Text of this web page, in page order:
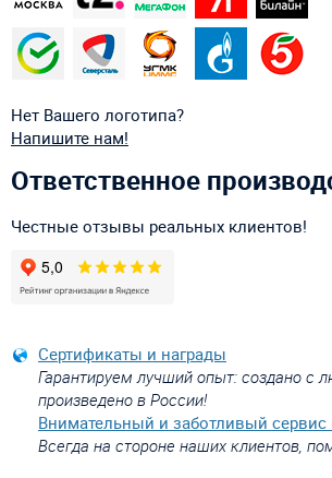
Нет Вашего логотипа?
Напишите нам!
Ответственное
Честные отзывы реальных клиентов!
Сертификаты и награды
Гарантируем лучший опыт: создано с
произведено в России!
Внимательный и заботливый сервис
Всегда на стороне наших клиентов,